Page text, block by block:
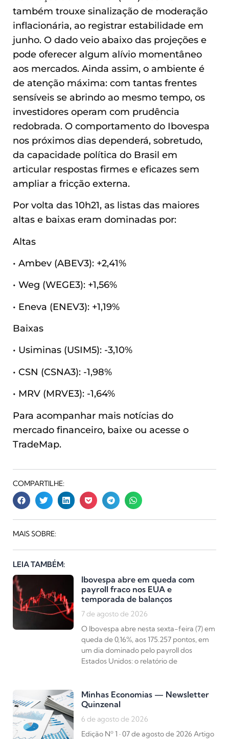
também trouxe sinalização de moderação
inflacionária, ao registrar estabilidade em
junho. O dado veio abaixo das projeções e
pode oferecer algum alívio momentâneo
aos mercados. Ainda assim, o ambiente é
de atenção máxima: com tantas frentes
sensíveis se abrindo ao mesmo tempo, os
investidores operam com prudência
redobrada. O comportamento do Ibovespa
nos próximos dias dependerá, sobretudo,
da capacidade política do Brasil em
articular respostas firmes e eficazes sem
ampliar a fricção externa.
Por volta das 10h21, as listas das maiores
altas e baixas eram dominadas por:
Altas
• Ambev (ABEV3): +2,41%
• Weg (WEGE3): +1,56%
• Eneva (ENEV3): +1,19%
Baixas
• Usiminas (USIM5): -3,10%
• CSN (CSNA3): -1,98%
• MRV (MRVE3): -1,64%
Para acompanhar mais notícias do
mercado financeiro, baixe ou acesse o
TradeMap.
COMPARTILHE:
MAIS SOBRE:
LEIA TAMBÉM:
Ibovespa abre em queda com
payroll fraco nos EUA e
temporada de balanços
7 de agosto de 2026
O Ibovespa abre nesta sexta-feira (7) em
queda de 0,16%, aos 175.257 pontos, em
um dia dominado pelo payroll dos
Estados Unidos: o relatório de
Minhas Economias — Newsletter
Quinzenal
6 de agosto de 2026
Edição Nº 1 · 07 de agosto de 2026 Artigo